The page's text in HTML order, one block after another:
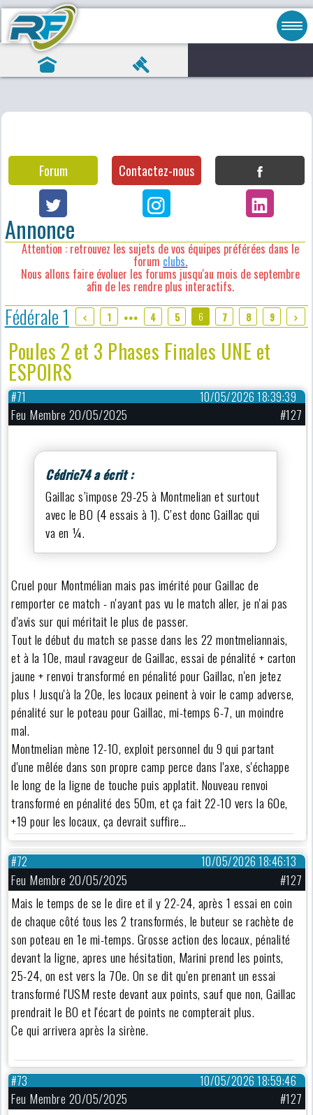
Forum Contactez-nous
Annonce
Attention : retrouvez les sujets de vos équipes préférées dans le
forum clubs.
Nous allons faire évoluer les forums jusqu'au mois de septembre
afin de les rendre plus interactifs.
Fédérale 1 1 ●●● 4 5 6 7 8 9
Poules 2 et 3 Phases Finales UNE et
ESPOIRS
10/05/2026 18:39:39
#71
Feu Membre 20/05/2025 #127
Cédric74 a écrit :
Gaillac s’impose 29-25 à Montmelian et surtout
avec le BO (4 essais à 1). C’est donc Gaillac qui
va en ¼.
Cruel pour Montmélian mais pas imérité pour Gaillac de
remporter ce match - n'ayant pas vu le match aller, je n'ai pas
d'avis sur qui méritait le plus de passer.
Tout le début du match se passe dans les 22 montmeliannais,
et à la 10e, maul ravageur de Gaillac, essai de pénalité + carton
jaune + renvoi transformé en pénalité pour Gaillac, n'en jetez
plus ! Jusqu'à la 20e, les locaux peinent à voir le camp adverse,
pénalité sur le poteau pour Gaillac, mi-temps 6-7, un moindre
mal.
Montmelian mène 12-10, exploit personnel du 9 qui partant
d'une mêlée dans son propre camp perce dans l'axe, s'échappe
le long de la ligne de touche puis applatit. Nouveau renvoi
transformé en pénalité des 50m, et ça fait 22-10 vers la 60e,
+19 pour les locaux, ça devrait suffire…
10/05/2026 18:46:13
#72
Feu Membre 20/05/2025
#127
Mais le temps de se le dire et il y 22-24, après 1 essai en coin
de chaque côté tous les 2 transformés, le buteur se rachète de
son poteau en 1e mi-temps. Grosse action des locaux, pénalité
devant la ligne, apres une hésitation, Marini prend les points,
25-24, on est vers la 70e. On se dit qu'en prenant un essai
transformé l'USM reste devant aux points, sauf que non, Gaillac
prendrait le BO et l'écart de points ne compterait plus.
Ce qui arrivera après la sirène.
10/05/2026 18:59:46
#73
Feu Membre 20/05/2025
#127